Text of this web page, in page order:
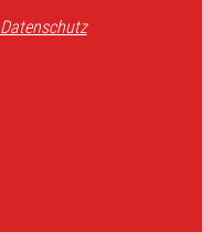
Datenschutz